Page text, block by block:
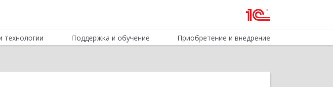
Поддержка и обучение Приобретение и внедрение